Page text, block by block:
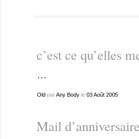
c’est ce qu’elles
…
OldparAny Bodyle 03 Août 2005
Mail